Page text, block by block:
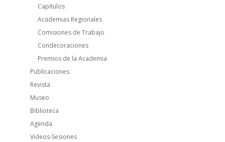
Capítulos
Academias Regionales
Comisiones de Trabajo
Condecoraciones
Premios de la Academia
Publicaciones
Revista
Museo
Biblioteca
Agenda
Videos-Sesiones